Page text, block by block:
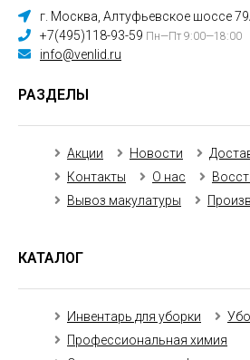
г. Москва, Алтуфьевское шоссе
+7(495)118-93-59 Пн—Пт 9:00—18:00
info@venlid.ru
РАЗДЕЛЫ
Акции Новости
Контакты
О нас
Вывоз макулатуры
КАТАЛОГ
Инвентарь для уборки
Профессиональная химия